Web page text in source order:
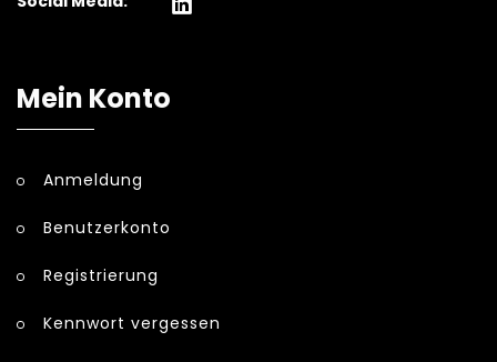
Mein Konto
Anmeldung
Benutzerkonto
Registrierung
Kennwort vergessen